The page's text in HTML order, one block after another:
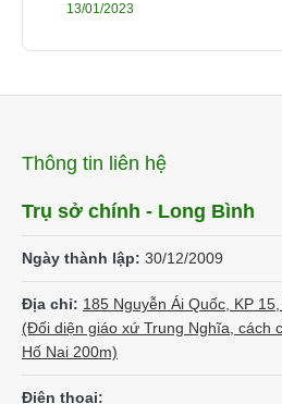
13/01/2023
Thông tin liên hệ
Trụ sở chính - Long Bình
Ngày thành lập: 30/12/2009
Địa chỉ: 185 Nguyễn Ái Quốc, KP
(Đối diện giáo xứ Trung Nghĩa, cách
Hố Nai 200m)
Điện thoại: